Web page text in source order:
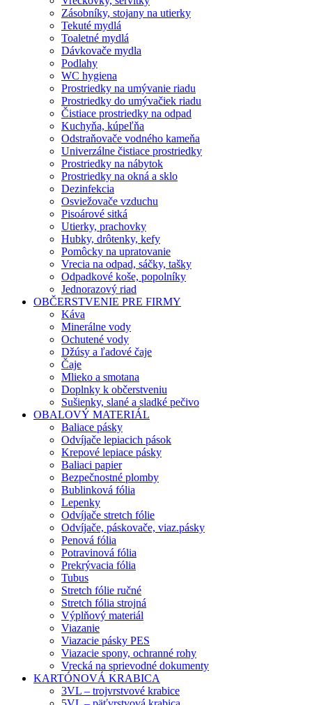
Zásobníky, stojany na utierky
Tekuté mydlá
Toaletné mydlá
Dávkovače mydla
Podlahy
WC hygiena
Prostriedky na umývanie riadu
Prostriedky do umývačiek riadu
Čistiace prostriedky na odpad
Kuchyňa, kúpeľňa
Odstraňovače vodného kameňa
Univerzálne čistiace prostriedky
Prostriedky na nábytok
Prostriedky na okná a sklo
Dezinfekcia
Osviežovače vzduchu
Pisoárové sitká
Utierky, prachovky
Hubky, drôtenky, kefy
Pomôcky na upratovanie
Vrecia na odpad, sáčky, tašky
Odpadkové koše, popolníky
Jednorazový riad
OBČERSTVENIE PRE FIRMY
Káva
Minerálne vody
Ochutené vody
Džúsy a ľadové čaje
Čaje
Mlieko a smotana
Doplnky k občerstveniu
Sušienky, slané a sladké pečivo
OBALOVÝ MATERIÁL
Baliace pásky
Odvíjače lepiacich pások
Krepové lepiace pásky
Baliaci papier
Bezpečnostné plomby
Bublinková fólia
Lepenky
Odvíjače stretch fólie
Odvíjače, páskovače, viaz.pásky
Penová fólia
Potravinová fólia
Prekrývacia fólia
Tubus
Stretch fólie ručné
Stretch fólia strojná
Výplňový materiál
Viazanie
Viazacie pásky PES
Viazacie spony, ochranné rohy
Vrecká na sprievodné dokumenty
KARTÓNOVÁ KRABICA
3VL – trojvrstvové krabice